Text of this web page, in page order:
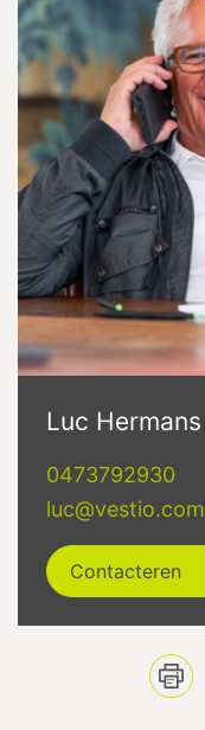
Luc Hermans
0473792930
luc@vestio.com
Contacteren